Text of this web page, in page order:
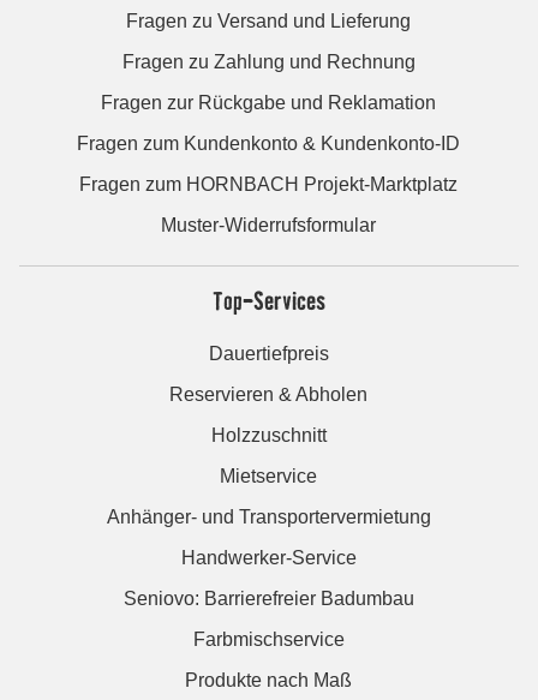
Fragen zu Versand und Lieferung
Fragen zu Zahlung und Rechnung
Fragen zur Rückgabe und Reklamation
Fragen zum Kundenkonto & Kundenkonto-ID
Fragen zum HORNBACH Projekt-Marktplatz
Muster-Widerrufsformular
Top-Services
Dauertiefpreis
Reservieren & Abholen
Holzzuschnitt
Mietservice
Anhänger- und Transportervermietung
Handwerker-Service
Seniovo: Barrierefreier Badumbau
Farbmischservice
Produkte nach Maß